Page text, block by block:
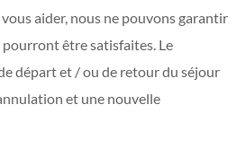
aider, nous ne pouvons garantir
être satisfaites. Le
départ et / ou de retour du séjour
et une nouvelle